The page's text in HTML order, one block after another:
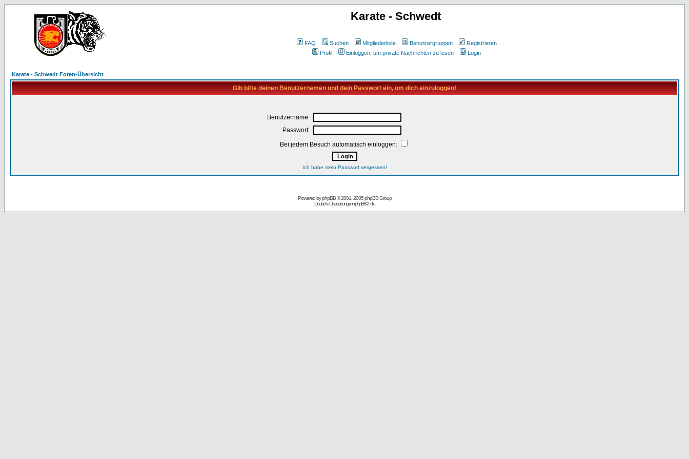
Karate - Schwedt
FAQ Suchen Mitgliederliste Benutzergruppen
Registrieren
Profil
Einloggen, um private Nachrichten zu lesen Login
Karate - Schwedt Foren-Übersicht
Gib bitte deinen Benutzernamen und dein Passwort ein, um dich einzuloggen!
Benutzername:
Passwort:
Bei jedem Besuch automatisch einloggen:
Ich habe mein Passwort vergessen!
Powered byphpBB© 2001, 2005 phpBB Group
Deutsche Übersetzung vonphpBB2.de